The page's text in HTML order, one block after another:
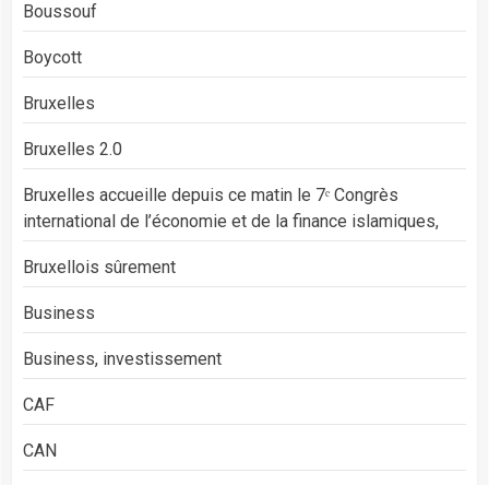
Boussouf
Boycott
Bruxelles
Bruxelles 2.0
Bruxelles accueille depuis ce matin le 7ᵉ Congrès
international de l’économie et de la finance islamiques,
Bruxellois sûrement
Business
Business, investissement
CAF
CAN